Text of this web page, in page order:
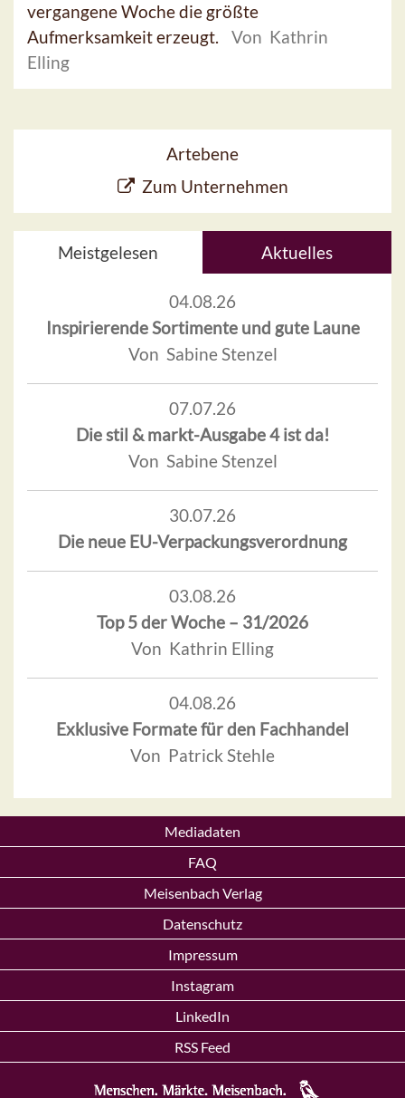
vergangene Woche die größte
Aufmerksamkeit erzeugt.
Von Kathrin
Elling
Artebene
Zum Unternehmen
Meistgelesen Aktuelles
04.08.26
Inspirierende Sortimente und gute Laune
Von Sabine Stenzel
07.07.26
Die stil & markt-Ausgabe 4 ist da!
Von Sabine Stenzel
30.07.26
Die neue EU-Verpackungsverordnung
03.08.26
Top 5 der Woche – 31/2026
Von Kathrin Elling
04.08.26
Exklusive Formate für den Fachhandel
Von Patrick Stehle
Mediadaten
FAQ
Meisenbach Verlag
Datenschutz
Impressum
Instagram
LinkedIn
RSS Feed